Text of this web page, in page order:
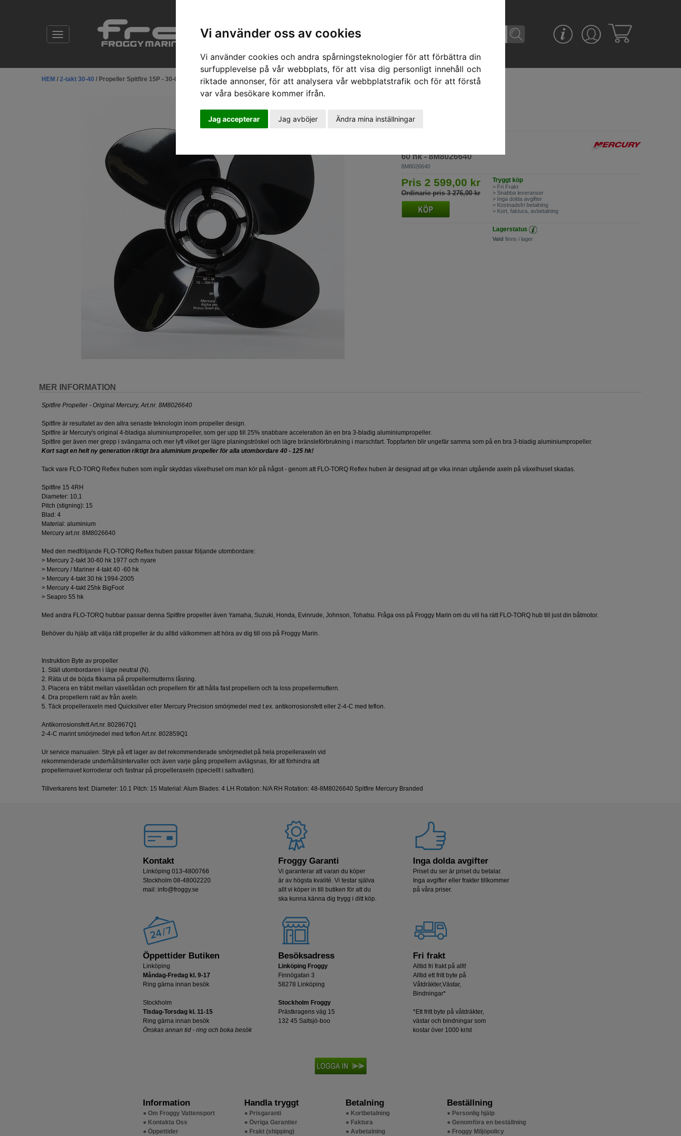
Vi använder oss av cookies
Vi använder cookies och andra spårningsteknologier för att förbättra din
surfupplevelse på vår webbplats, för att visa dig personligt innehåll och
riktade annonser, för att analysera vår webbplatstrafik och för att förstå
var våra besökare kommer ifrån.
Jag accepterar Jag avböjer Ändra mina inställningar
HEM / 2-takt 30-40 / Propeller Spitfire 15P - 30-60 hk - 8M8026640
60 hk - 8M8026640
8M8026640
Pris 2 599,00 kr
Ordinarie pris 3 276,00 kr
Tryggt köp
> Fri Frakt
> Snabba leveranser
> Inga dolda avgifter
> Kostnadsfri betalning
> Kort, faktura, avbetalning
Lagerstatus
Vald finns i lager
MER INFORMATION
Spitfire Propeller - Original Mercury, Art.nr. 8M8026640
Spitfire är resultatet av den allra senaste teknologin inom propeller design.
Spitfire är Mercury's original 4-bladiga aluminiumpropeller, som ger upp till 25% snabbare acceleration än en bra 3-bladig aluminiumpropeller.
Spitfire ger även mer grepp i svängarna och mer lyft vilket ger lägre planingströskel och lägre bränsleförbrukning i marschfart. Toppfarten blir ungefär samma som på en bra 3-bladig aluminiumpropeller.
Kort sagt en helt ny generation riktigt bra aluminium propeller för alla utombordare 40 - 125 hk!
Tack vare FLO-TORQ Reflex huben som ingår skyddas växelhuset om man kör på något - genom att FLO-TORQ Reflex huben är designad att ge vika innan utgående axeln på växelhuset skadas.
Spitfire 15 4RH
Diameter: 10,1
Pitch (stigning): 15
Blad: 4
Material: aluminium
Mercury art.nr. 8M8026640
Med den medföljande FLO-TORQ Reflex huben passar följande utombordare:
> Mercury 2-takt 30-60 hk 1977 och nyare
> Mercury / Mariner 4-takt 40 -60 hk
> Mercury 4-takt 30 hk 1994-2005
> Mercury 4-takt 25hk BigFoot
> Seapro 55 hk
Med andra FLO-TORQ hubbar passar denna Spitfire propeller även Yamaha, Suzuki, Honda, Evinrude, Johnson, Tohatsu. Fråga oss på Froggy Marin om du vill ha rätt FLO-TORQ hub till just din båtmotor.
Behöver du hjälp att välja rätt propeller är du alltid välkommen att höra av dig till oss på Froggy Marin.
Instruktion Byte av propeller
1. Ställ utombordaren i läge neutral (N).
2. Räta ut de böjda flikarna på propellermutterns låsring.
3. Placera en träbit mellan växellådan och propellern för att hålla fast propellern och ta loss propellermuttern.
4. Dra propellern rakt av från axeln.
5. Täck propelleraxeln med Quicksilver eller Mercury Precision smörjmedel med t.ex. antikorrosionsfett eller 2-4-C med teflon.
Antikorrosionsfett Art.nr. 802867Q1
2-4-C marint smörjmedel med teflon Art.nr. 802859Q1
Ur service manualen: Stryk på ett lager av det rekommenderade smörjmedlet på hela propelleraxeln vid
rekommenderade underhållsintervaller och även varje gång propellern avlägsnas, för att förhindra att
propellernavet korroderar och fastnar på propelleraxeln (speciellt i saltvatten).
Tillverkarens text: Diameter: 10.1 Pitch: 15 Material: Alum Blades: 4 LH Rotation: N/A RH Rotation: 48-8M8026640 Spitfire Mercury Branded
Kontakt
Linköping 013-4800766
Stockholm 08-48002220
mail: info@froggy.se
Froggy Garanti
Vi garanterar att varan du köper
är av högsta kvalité. Vi testar själva
allt vi köper in till butiken för att du
ska kunna känna dig trygg i ditt köp.
Inga dolda avgifter
Priset du ser är priset du betalar.
Inga avgifter eller frakter tillkommer
på våra priser.
Öppettider Butiken
Linköping
Måndag-Fredag kl. 9-17
Ring gärna innan besök
Stockholm
Tisdag-Torsdag kl. 11-15
Ring gärna innan besök
Önskas annan tid - ring och boka besök
Besöksadress
Linköping Froggy
Finnögatan 3
58278 Linköping
Stockholm Froggy
Prästkragens väg 15
132 45 Saltsjö-boo
Fri frakt
Alltid fri frakt på allt!
Alltid ett fritt byte på
Våtdräkter,Västar,
Bindningar*
*Ett fritt byte på våtdräkter,
västar och bindningar som
kostar över 1000 kr/st
Information
● Om Froggy Vattensport
● Kontakta Oss
● Öppettider
Handla tryggt
● Prisgaranti
● Övriga Garantier
● Frakt (shipping)
Betalning
● Kortbetalning
● Faktura
● Avbetalning
Beställning
● Personlig hjälp
● Genomföra en beställning
● Froggy Miljöpolicy